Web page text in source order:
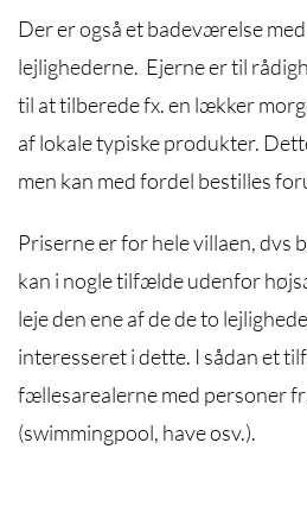
Der er også et badeværelse
lejlighederne. Ejerne er til
til at tilberede fx. en lækker
af lokale typiske produkter.
men kan med fordel bestilles
Priserne er for hele villaen, dvs
kan i nogle tilfælde udenfor
leje den ene af de de to
interesseret i dette. I sådan et
fællesarealerne med personer
(swimmingpool, have osv.).